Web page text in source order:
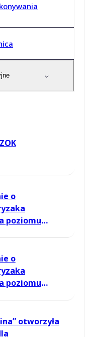
o
poziomu
o
poziomu
otworzyła